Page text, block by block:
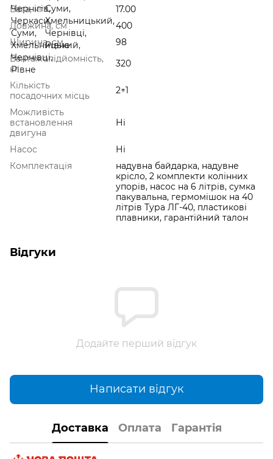
Вага, кг
17.00
Довжина, см
400
Ширина, см
98
Вантажопідйомність,
кг
320
Кількість
посадочних місць
2+1
Можливість
встановлення
двигуна
Ні
Насос
Ні
Комплектація
надувна байдарка, надувне
крісло, 2 комплекти колінних
упорів, насос на 6 літрів, сумка
пакувальна, гермомішок на 40
літрів Тура ЛГ-40, пластикові
плавники, гарантійний талон
Відгуки
Додайте перший відгук
Написати відгук
Доставка Оплата Гарантія